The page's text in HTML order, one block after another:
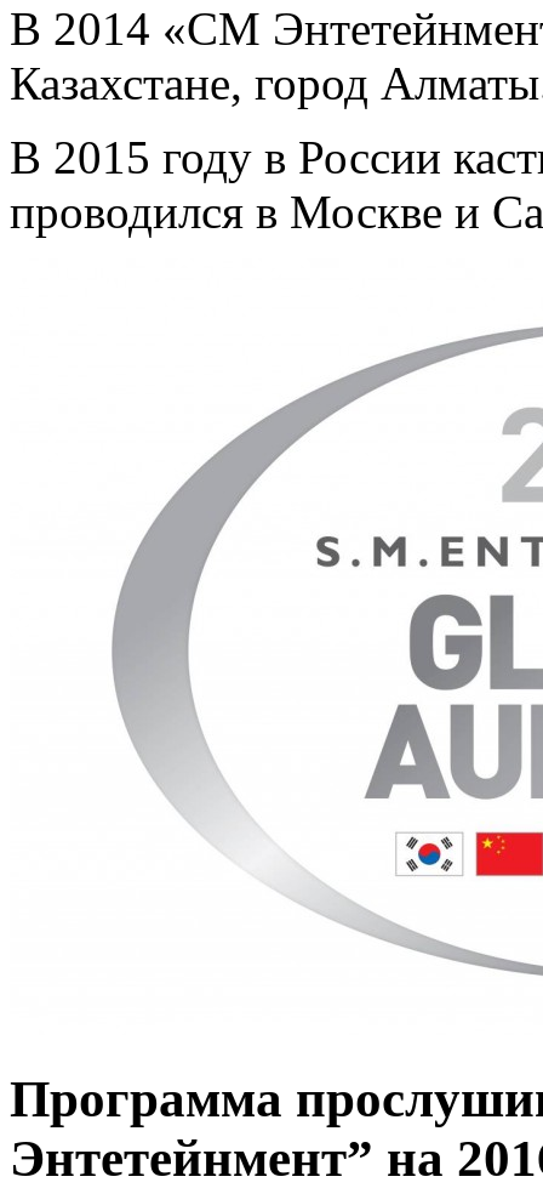
В 2014 «СМ
Казахстане, город
В 2015 году в России
проводился в Москве и
Программа
Энтетейнмент” на